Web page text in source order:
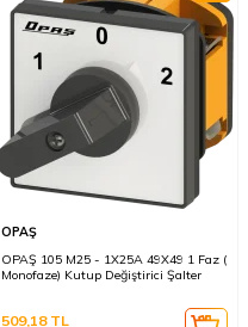
OPAŞ
OPAŞ 105 M25 - 1X25A 49X49 1 Faz (
Monofaze) Kutup Değiştirici Şalter
509,18TL